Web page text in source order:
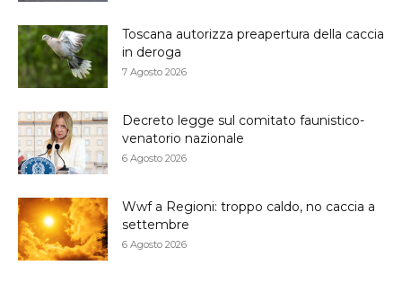
Toscana autorizza preapertura della caccia
in deroga
7 Agosto 2026
Decreto legge sul comitato faunistico-
venatorio nazionale
6 Agosto 2026
Wwf a Regioni: troppo caldo, no caccia a
settembre
6 Agosto 2026